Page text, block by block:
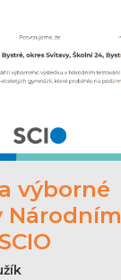
výborné
Národním